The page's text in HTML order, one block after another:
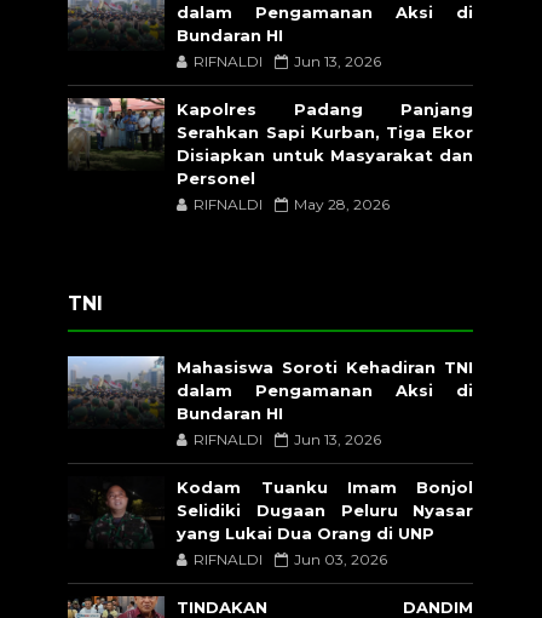
dalam Pengamanan Aksi di
Bundaran HI
RIFNALDI Jun 13, 2026
Kapolres Padang Panjang
Serahkan Sapi Kurban, Tiga Ekor
Disiapkan untuk Masyarakat dan
Personel
RIFNALDI May 28, 2026
TNI
Mahasiswa Soroti Kehadiran TNI
dalam Pengamanan Aksi di
Bundaran HI
RIFNALDI Jun 13, 2026
Kodam Tuanku Imam Bonjol
Selidiki Dugaan Peluru Nyasar
yang Lukai Dua Orang di UNP
RIFNALDI Jun 03, 2026
TINDAKAN DANDIM